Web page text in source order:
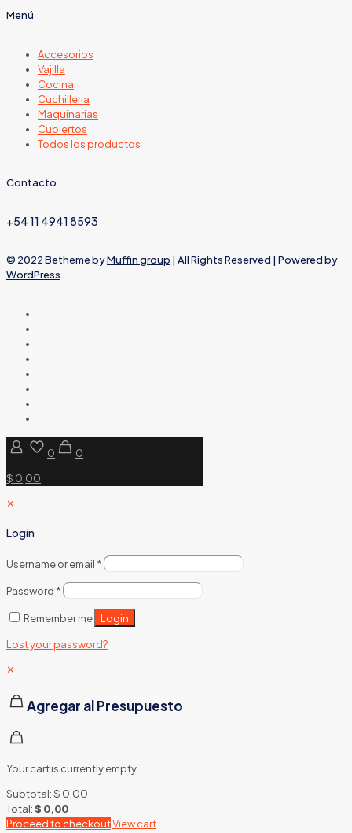
Menú
Accesorios
Vajilla
Cocina
Cuchilleria
Maquinarias
Cubiertos
Todos los productos
Contacto
+54 11 4941 8593
© 2022 Betheme byMuffin group | All Rights Reserved | Powered by
WordPress
0
0
$ 0,00
✕
Login
Username or email *
Password *
Remember me Login
Lost your password?
✕
Agregar al Presupuesto
Your cart is currently empty.
Subtotal:$ 0,00
Total:$ 0,00
Proceed to checkoutView cart